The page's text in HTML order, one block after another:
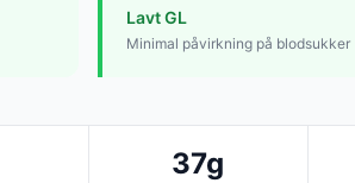
Lavt GL
Minimal påvirkning på blodsukker
37g